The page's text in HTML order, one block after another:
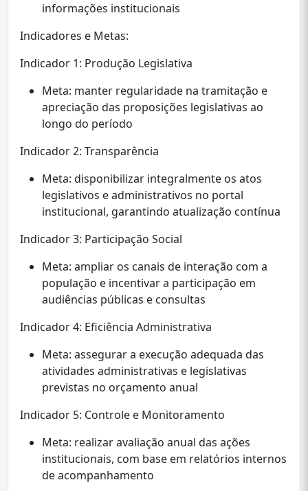
informações institucionais
Indicadores e Metas:
Indicador 1: Produção Legislativa
Meta: manter regularidade na tramitação e
apreciação das proposições legislativas ao
longo do período
Indicador 2: Transparência
Meta: disponibilizar integralmente os atos
legislativos e administrativos no portal
institucional, garantindo atualização contínua
Indicador 3: Participação Social
Meta: ampliar os canais de interação com a
população e incentivar a participação em
audiências públicas e consultas
Indicador 4: Eficiência Administrativa
Meta: assegurar a execução adequada das
atividades administrativas e legislativas
previstas no orçamento anual
Indicador 5: Controle e Monitoramento
Meta: realizar avaliação anual das ações
institucionais, com base em relatórios internos
de acompanhamento